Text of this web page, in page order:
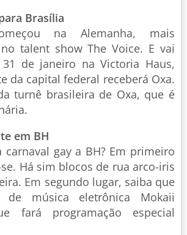
Brasília
na Alemanha, mais
talent show The Voice. E vai
de janeiro na Victoria Haus,
da capital federal receberá Oxa.
turnê brasileira de Oxa, que é
em BH
carnaval gay a BH? Em primeiro
Há sim blocos de rua arco-iris
Em segundo lugar, saiba que
música eletrônica Mokaii
fará programação especial